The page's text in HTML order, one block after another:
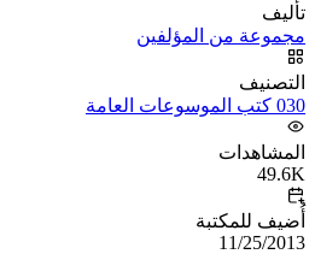
تأليف
مجموعة من المؤلفين
التصنيف
030 كتب الموسوعات العامة
المشاهدات
49.6K
أُضيف للمكتبة
11/25/2013